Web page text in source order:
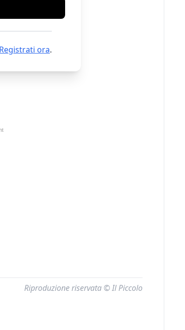
Registrati ora.
Riproduzione riservata © Il Piccolo